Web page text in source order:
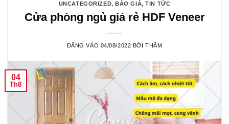
UNCATEGORIZED,BÁO GIÁ,TIN TỨC
Cửa phòng ngủ giá rẻ HDF Veneer
ĐĂNG VÀO 04/08/2022 BỞITHẮM
04
Th8